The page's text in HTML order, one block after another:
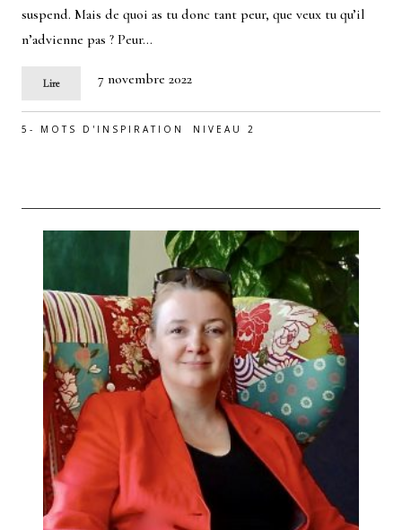
suspend. Mais de quoi as tu donc tant peur, que veux tu qu’il
n’advienne pas ? Peur…
Lire 7 novembre 2022
5- MOTS D'INSPIRATION NIVEAU 2